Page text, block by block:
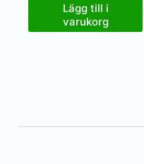
Lägg till i
varukorg